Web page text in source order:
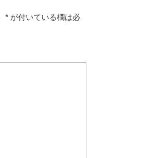
* が付いている欄は必